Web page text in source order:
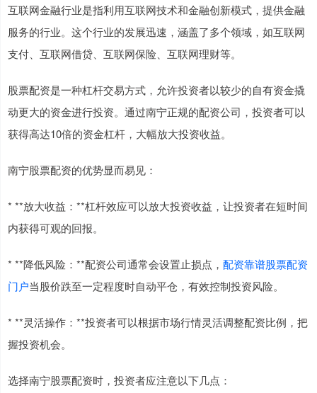
互联网金融行业是指利用互联网技术和金融创新模式，提供金融
服务的行业。这个行业的发展迅速，涵盖了多个领域，如互联网
支付、互联网借贷、互联网保险、互联网理财等。
股票配资是一种杠杆交易方式，允许投资者以较少的自有资金撬
动更大的资金进行投资。通过南宁正规的配资公司，投资者可以
获得高达10倍的资金杠杆，大幅放大投资收益。
南宁股票配资的优势显而易见：
* **放大收益：**杠杆效应可以放大投资收益，让投资者在短时间
内获得可观的回报。
* **降低风险：**配资公司通常会设置止损点， 配资靠谱股票配资
门户当股价跌至一定程度时自动平仓，有效控制投资风险。
* **灵活操作：**投资者可以根据市场行情灵活调整配资比例，把
握投资机会。
选择南宁股票配资时，投资者应注意以下几点：